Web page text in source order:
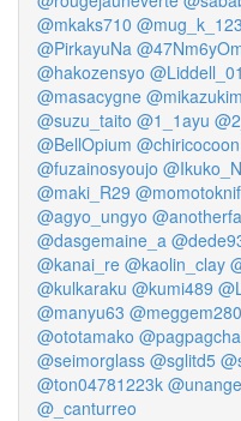
@mkaks710 @mug_k_123
@PirkayuNa
@hakozensyo
@masacygne
@suzu_taito @1_1ayu
@BellOpium @chiricocoon
@fuzainosyoujo
@maki_R29
@agyo_ungyo
@dasgemaine_a
@kanai_re @kaolin_clay
@kulkaraku @kumi489
@manyu63
@ototamako
@seimorglass @sglitd5
@ton04781223k
@_canturreo